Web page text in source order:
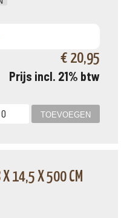
€ 20,95
Prijs incl. 21% btw
X 14,5 X 500 CM